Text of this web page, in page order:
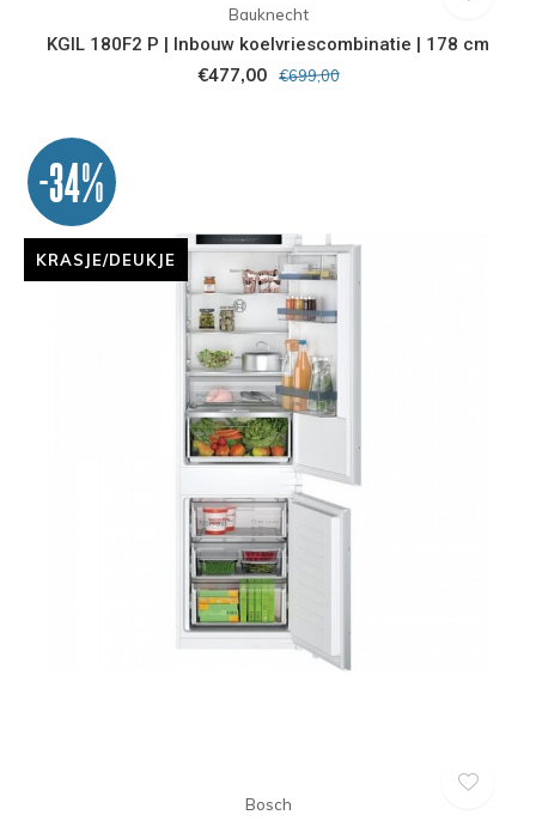
Bauknecht
KGIL 180F2 P | Inbouw koelvriescombinatie | 178 cm
€477,00 €699,00
-34%
KRASJE/DEUKJE
Bosch